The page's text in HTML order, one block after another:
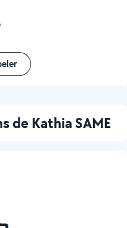
de Kathia SAME